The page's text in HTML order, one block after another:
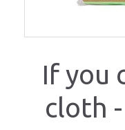
If you
cloth